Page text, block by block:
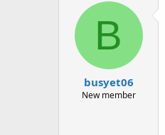
B
busyet06
New member